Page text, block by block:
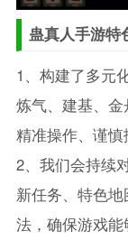
蛊真人手游特
1、构建了多元
炼气、建基、
精准操作、谨慎
2、我们会持续
新任务、特色
法，确保游戏能